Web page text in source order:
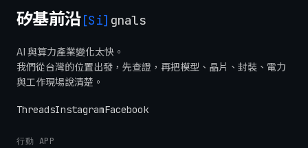
矽基前沿[Si] gnals
AI 與算力產業變化太快。
我們從台灣的位置出發，先查證，再把模型、晶片、封裝、電力
與工作現場說清楚。
ThreadsInstagramFacebook
行動 APP